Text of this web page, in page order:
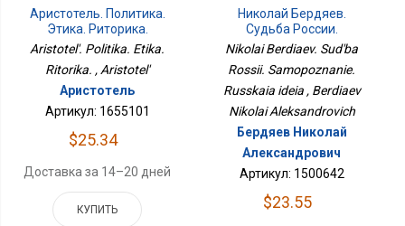
Аристотель. Политика.
Этика. Риторика.
Aristotel'. Politika. Etika.
Ritorika. , Aristotel'
Аристотель
Артикул: 1655101
$25.34
Доставка за 14–20 дней
КУПИТЬ
Николай Бердяев.
Судьба России.
Самопознание. Русская
Nikolai Berdiaev. Sud'ba
Rossii. Samopoznanie.
Russkaia ideia , Berdiaev
Nikolai Aleksandrovich
Бердяев Николай
Александрович
Артикул: 1500642
$23.55